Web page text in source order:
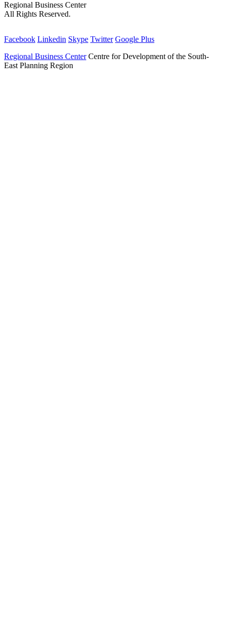
Regional Business Center
All Rights Reserved.
Facebook Linkedin Skype Twitter Google Plus
Regional Business CenterCentre for Development of the South-
East Planning Region